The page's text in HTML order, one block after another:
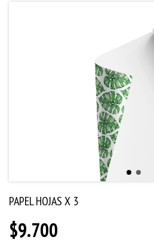
PAPEL HOJAS X 3
$9.700